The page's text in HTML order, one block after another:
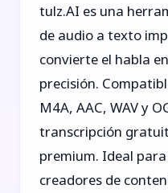
tulz.AI es una
de audio a texto
convierte el habla
precisión.
M4A, AAC, WAV y
transcripción
premium. Ideal
creadores de